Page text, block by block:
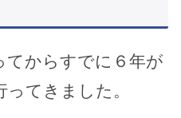
てからすでに６年が
てきました。